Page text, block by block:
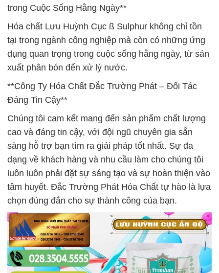
trong Cuộc Sống Hằng Ngày**
Hóa chất Lưu Huỳnh Cục ß Sulphur không chỉ tồn
tại trong ngành công nghiệp mà còn có những ứng
dụng quan trọng trong cuộc sống hằng ngày, từ sản
xuất phân bón đến xử lý nước.
**Công Ty Hóa Chất Đắc Trường Phát – Đối Tác
Đáng Tin Cậy**
Chúng tôi cam kết mang đến sản phẩm chất lượng
cao và đáng tin cậy, với đội ngũ chuyên gia sẵn
sàng hỗ trợ bạn tìm ra giải pháp tốt nhất. Sự đa
dạng về khách hàng và nhu cầu làm cho chúng tôi
luôn luôn phải đặt sự sáng tạo và sự hoàn thiện vào
tâm huyết. Đắc Trường Phát Hóa Chất tự hào là lựa
chọn đúng đắn cho sự thành công của bạn.